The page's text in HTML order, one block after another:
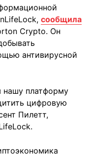
сообщила
Crypto. Он
антивирусной
платформу
цифровую
Пилетт,